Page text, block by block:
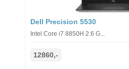
Dell Precision 5530
Intel Core i7 8850H 2.6 G...
12860,-